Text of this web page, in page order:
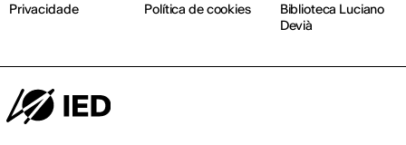
Privacidade Política de cookies
Biblioteca Luciano
Devià